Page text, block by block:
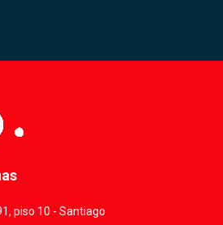
piso 10 - Santiago